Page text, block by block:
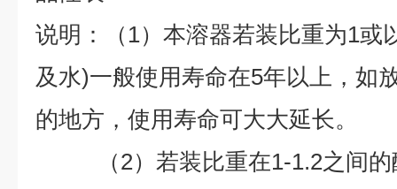
说明：（1）本溶器若装比重为1或
及水)一般使用寿命在5年以上，如
的地方，使用寿命可大大延长。
（2）若装比重在1-1.2之间的